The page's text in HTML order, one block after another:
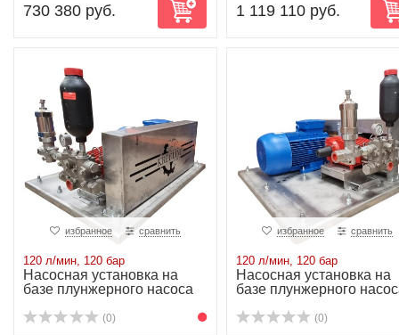
730 380 руб. 1 119 110 руб.
избранное сравнить
120 л/мин, 120 бар
Насосная установка на
базе плунжерного насоса
(0)
избранное сравнить
120 л/мин, 120 бар
Насосная установка на
базе плунжерного
(0)